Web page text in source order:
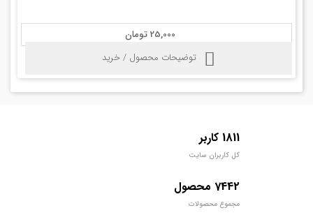
25,000 تومان
توضیحات محصول / خرید
1811 کاربر
کل کاربران سایت
7442 محصول
مجموع محصولات